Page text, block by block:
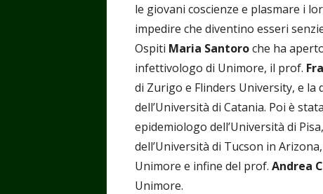
le giovani coscienze e plasmare i
impedire che diventino esseri
Ospiti Maria Santoroche ha
infettivologo di Unimore, il prof.
di Zurigo e Flinders University, e la
dell’Università di Catania. Poi è
epidemiologo dell’Università di
dell’Università di Tucson in
Unimore e infine del prof. Andrea
Unimore.